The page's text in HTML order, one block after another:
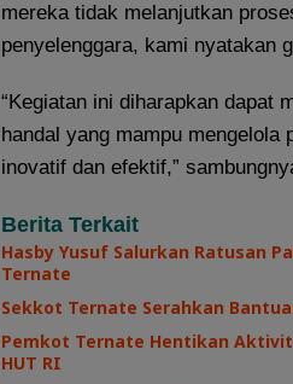
mereka tidak melanjutkan
penyelenggara, kami nyatakan
“Kegiatan ini diharapkan dapat
handal yang mampu mengelola
inovatif dan efektif,”
Berita Terkait
Hasby Yusuf Salurkan Ratusan
Ternate
Sekkot Ternate Serahkan
Pemkot Ternate Hentikan
HUT RI